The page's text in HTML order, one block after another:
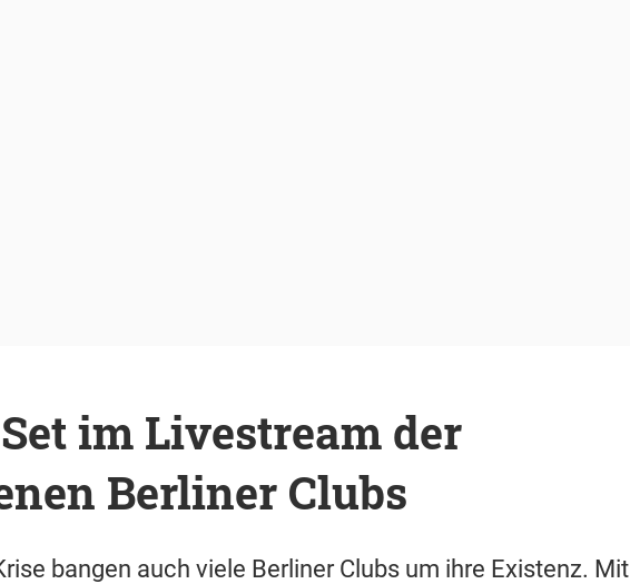
im Livestream der
Berliner Clubs
bangen auch viele Berliner Clubs um ihre Existenz. Mit